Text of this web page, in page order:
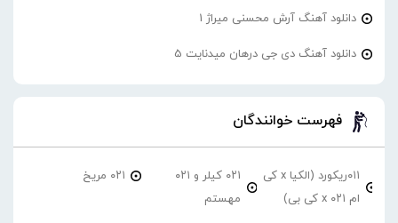
دانلود آهنگ آرش محسنی میراژ 1
دانلود آهنگ دی جی درهان میدنایت 5
فهرست خوانندگان
۰۱۱ریکورد (الکیا x کی
ام ۰۲۱ x کی بی)
۰۲۱ کیلر و ۰۲۱
مهستم
۰۲۱ مریخ